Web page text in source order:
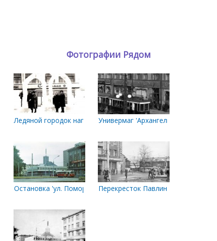
Фотографии Рядом
Ледяной городок напротив Светланы
Универмаг 'Архангельск'
Остановка 'ул. Поморская'Перекресток Павлина